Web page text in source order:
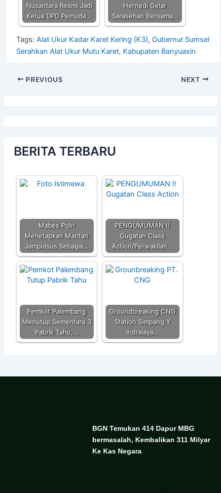
Nusantara Resmi Jadi
Ketua DPD Pemuda…
Hernedi Gelar
Sarasehan Bersama…
Tags: Alat Ukur Kadar Karet Kering (K3), Gubernur Sumsel
Serahkan Alat Ukur Mutu Karet, Kabupaten Banyuasin
PREVIOUS NEXT
BERITA TERBARU
Mabes Polri
Menetapkan Mantan
Jampidsus Sebagai…
PENGUMUMAN !!
Gugatan Class
Action/Perwakilan…
Pemkot Palembang
Menutup Sementara 3
Pabrik Tahu,…
Groundbreaking CNG
Station Simpang Y
Indralaya…
BGN Temukan 414 Dapur MBG
bermasalah, Kembalikan 311 Milyar
Ke Kas Negara